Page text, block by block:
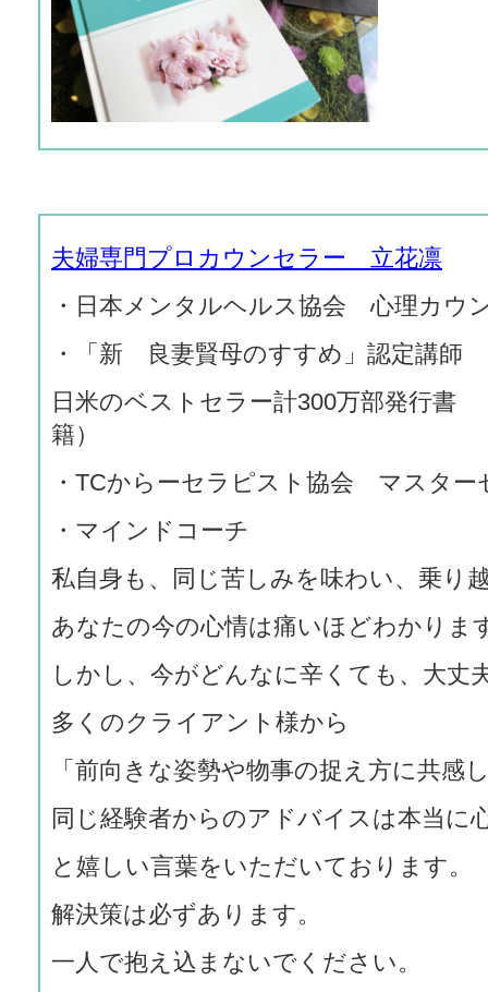
夫婦専門プロカウンセラー 立花凛
・日本メンタルヘルス協会 心理カウ
・「新 良妻賢母のすすめ」認定講師
日米のベストセラー計300万部発行書
籍）
・TCからーセラピスト協会 マスター
・マインドコーチ
私自身も、同じ苦しみを味わい、乗り
あなたの今の心情は痛いほどわかりま
しかし、今がどんなに辛くても、大丈
多くのクライアント様から
「前向きな姿勢や物事の捉え方に共感
同じ経験者からのアドバイスは本当に
と嬉しい言葉をいただいております。
解決策は必ずあります。
一人で抱え込まないでください。